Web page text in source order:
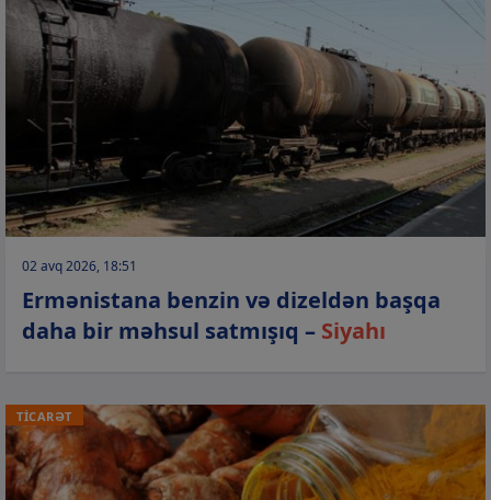
02 avq 2026, 18:51
Ermənistana benzin və dizeldən başqa
daha bir məhsul satmışıq – Siyahı
TİCARƏT